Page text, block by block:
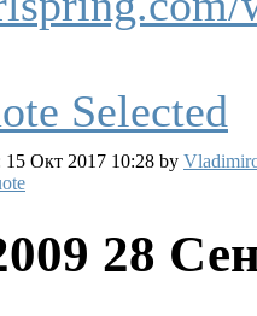
15 Окт 2017 10:28 by
28